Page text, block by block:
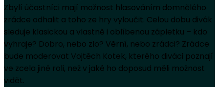
Zbylí účastníci mají možnost hlasováním domnělého
zrádce odhalit a toho ze hry vyloučit. Celou dobu divák
sleduje klasickou a vlastně i oblíbenou zápletku – kdo
vyhraje? Dobro, nebo zlo? Věrní, nebo zrádci? Zrádce
bude moderovat Vojtěch Kotek, kterého diváci poznají
ve zcela jiné roli, než v jaké ho doposud měli možnost
vidět.